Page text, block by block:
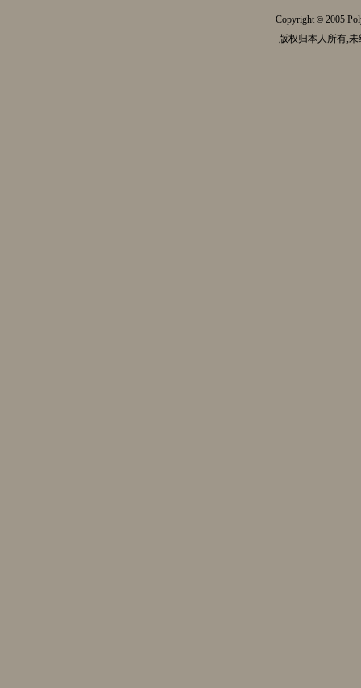
Copyright© 2005
版权归本人所有,